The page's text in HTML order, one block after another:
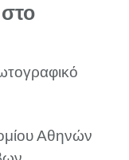
Αθηνών